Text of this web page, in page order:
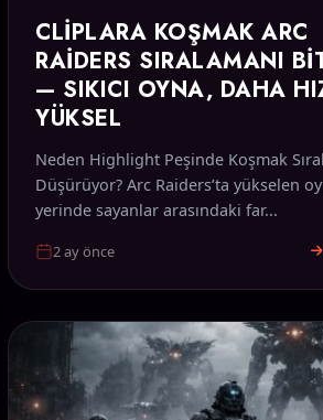
CLIPLARA KOŞMAK ARC
RAIDERS SIRALAMANI
— SIKICI OYNA, DAHA
YÜKSEL
Neden Highlight Peşinde Koşmak
Düşürüyor? Arc Raiders’ta yükselen
yerinde sayanlar arasındaki far...
2 ay önce